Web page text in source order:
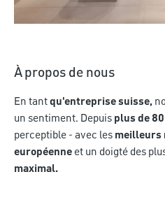
À propos de nous
En tantqu'entreprise suisse,
un sentiment. Depuis plus de
perceptible - avec les meilleurs
européenne et un doigté des
maximal.